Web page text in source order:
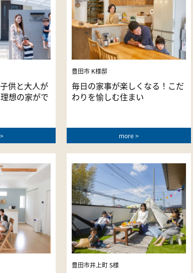
供と大人が
想の家がで
豊田市 K様邸
毎日の家事が楽しくなる！こだ
わりを愉しむ住まい
more
豊田市井上町 S様